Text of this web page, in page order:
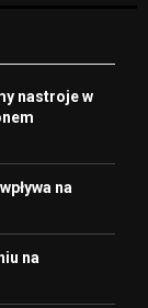
nastroje w
na
na